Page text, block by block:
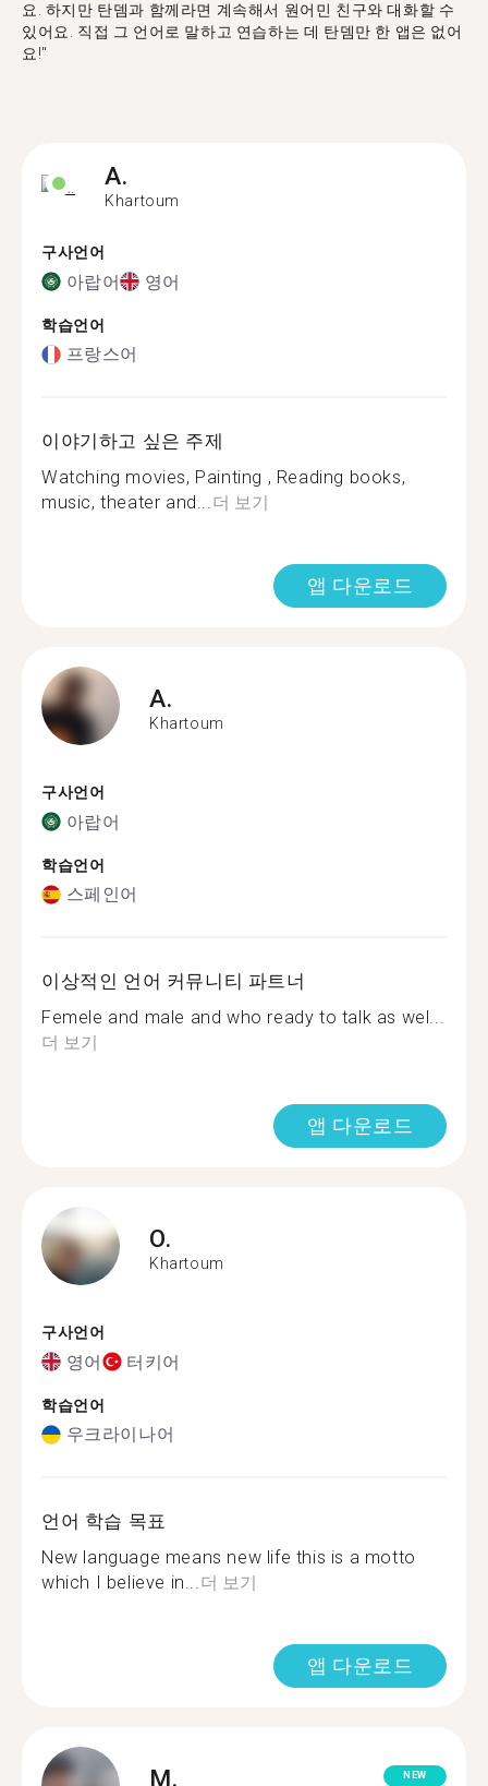
요. 하지만 탄뎀과 함께라면 계속해서 원어민 친구와 대화할 수
있어요. 직접 그 언어로 말하고 연습하는 데 탄뎀만 한 앱은 없어
요!"
A.
Khartoum
구사언어
아랍어 영어
학습언어
프랑스어
이야기하고 싶은 주제
Watching movies, Painting , Reading books,
music, theater and...더 보기
앱 다운로드
A.
Khartoum
구사언어
아랍어
학습언어
스페인어
이상적인 언어 커뮤니티 파트너
Femele and male and who ready to talk as wel...
더 보기
앱 다운로드
O.
Khartoum
구사언어
영어 터키어
학습언어
우크라이나어
언어 학습 목표
New language means new life this is a motto
which I believe in...더 보기
앱 다운로드
M. NEW